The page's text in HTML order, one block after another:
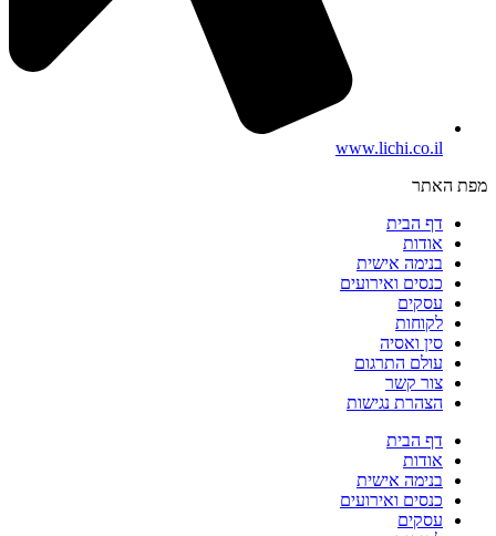
www.lichi.co.il
מפת האתר
דף הבית
אודות
בנימה אישית
כנסים ואירועים
עסקים
לקוחות
סין ואסיה
עולם התרגום
צור קשר
הצהרת נגישות
דף הבית
אודות
בנימה אישית
כנסים ואירועים
עסקים